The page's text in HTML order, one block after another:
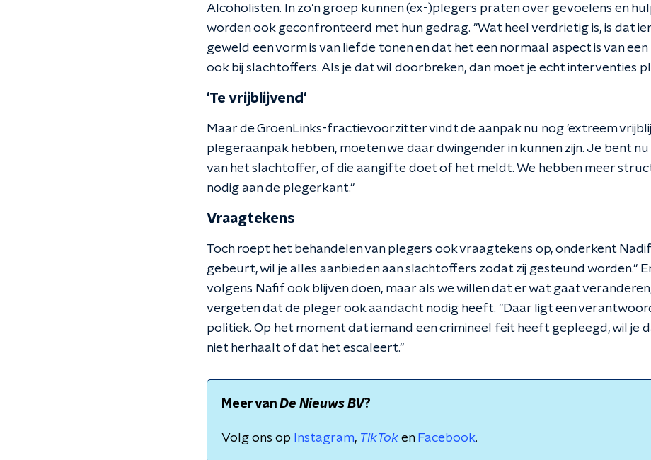
Alcoholisten. In zo'n groep kunnen (ex-)plegers praten over gevoelens en
worden ook geconfronteerd met hun gedrag. "Wat heel verdrietig is, is dat
geweld een vorm is van liefde tonen en dat het een normaal aspect is van een
ook bij slachtoffers. Als je dat wil doorbreken, dan moet je echt interventies
'Te vrijblijvend'
Maar de GroenLinks-fractievoorzitter vindt de aanpak nu nog 'extreem
plegeraanpak hebben, moeten we daar dwingender in kunnen zijn. Je bent
van het slachtoffer, of die aangifte doet of het meldt. We hebben meer
nodig aan de plegerkant."
Vraagtekens
Toch roept het behandelen van plegers ook vraagtekens op, onderkent
gebeurt, wil je alles aanbieden aan slachtoffers zodat zij gesteund worden."
volgens Nafif ook blijven doen, maar als we willen dat er wat gaat
vergeten dat de pleger ook aandacht nodig heeft. "Daar ligt een
politiek. Op het moment dat iemand een crimineel feit heeft gepleegd, wil je
niet herhaalt of dat het escaleert."
Meer van De Nieuws BV?
Volg ons op Instagram, TikTok en Facebook.